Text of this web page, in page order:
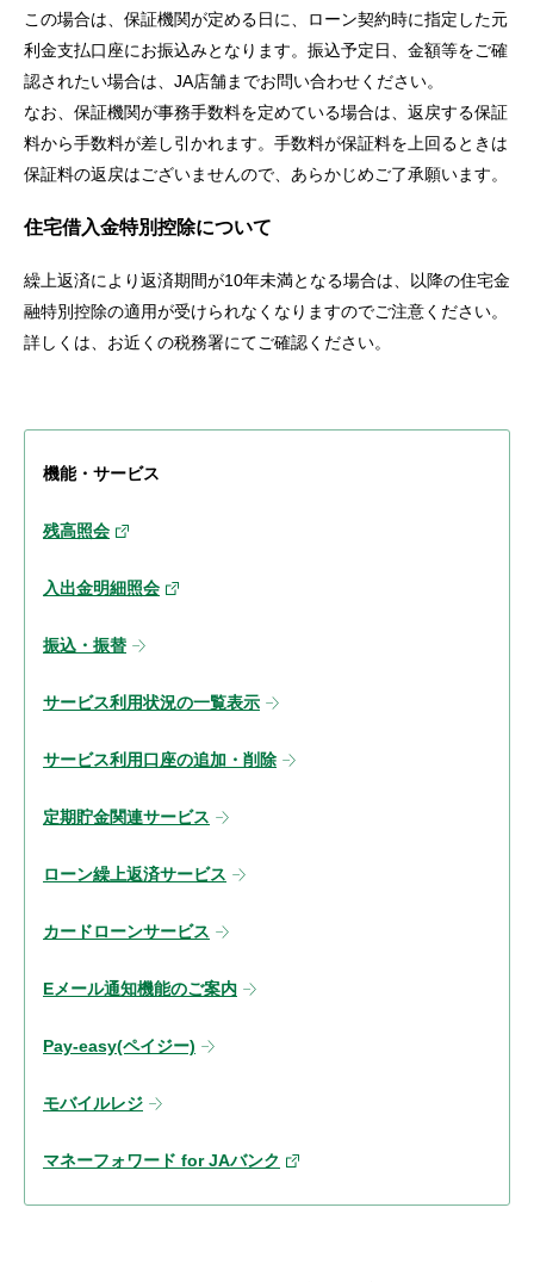
この場合は、保証機関が定める日に、ローン契約時に指定した元
利金支払口座にお振込みとなります。振込予定日、金額等をご確
認されたい場合は、JA店舗までお問い合わせください。
なお、保証機関が事務手数料を定めている場合は、返戻する保証
料から手数料が差し引かれます。手数料が保証料を上回るときは
保証料の返戻はございませんので、あらかじめご了承願います。
住宅借入金特別控除について
繰上返済により返済期間が10年未満となる場合は、以降の住宅金
融特別控除の適用が受けられなくなりますのでご注意ください。
詳しくは、お近くの税務署にてご確認ください。
機能・サービス
残高照会
入出金明細照会
振込・振替
サービス利用状況の一覧表示
サービス利用口座の追加・削除
定期貯金関連サービス
ローン繰上返済サービス
カードローンサービス
Eメール通知機能のご案内
Pay-easy(ペイジー)
モバイルレジ
マネーフォワード for JAバンク